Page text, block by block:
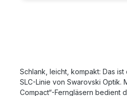
Zurück zur Natur – mit dem CL
entspanntes Beobachten „Das
– so lautet das Motto, mit dem
Schlank, leicht, kompakt: Das
SLC-Linie von Swarovski Optik.
Compact“-Ferngläsern bedient